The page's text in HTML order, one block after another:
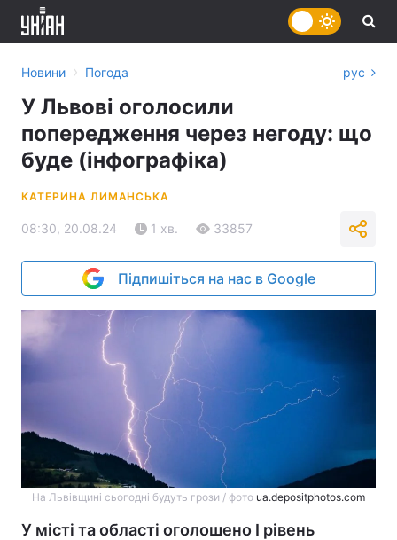
Новини › Погода рус
У Львові оголосили
попередження через негоду: що
буде (інфографіка)
КАТЕРИНА ЛИМАНСЬКА
08:30, 20.08.24 1 хв. 33857
Підпишіться на нас в Google
На Львівщині сьогодні будуть грози / фото ua.depositphotos.com
У місті та області оголошено І рівень